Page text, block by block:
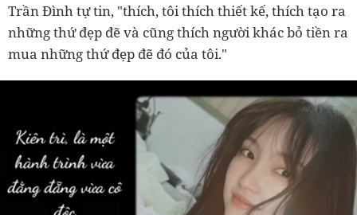
Trần Đình tự tin, "thích, tôi thích thiết kế, thích tạo ra
những thứ đẹp đẽ và cũng thích người khác bỏ tiền ra
mua những thứ đẹp đẽ đó của tôi."